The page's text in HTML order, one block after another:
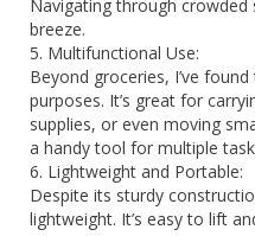
Navigating through
breeze.
5. Multifunctional Use:
Beyond groceries, I’ve
purposes. It’s great for
supplies, or even moving
a handy tool for multiple
6. Lightweight and Portable:
Despite its sturdy
lightweight. It’s easy to lift